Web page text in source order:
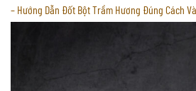
– Hướng Dẫn Đốt Bột Trầm Hương Đúng Cách